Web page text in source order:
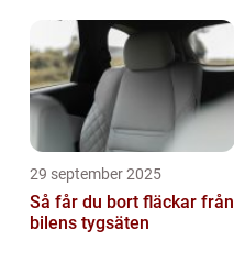
29 september 2025
Så får du bort fläckar från
bilens tygsäten